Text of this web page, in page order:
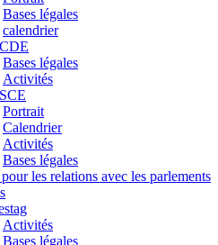
Bases légales
calendrier
Bases légales
Activités
Portrait
Calendrier
Activités
Bases légales
les relations avec les parlements
Activités
Bases légales